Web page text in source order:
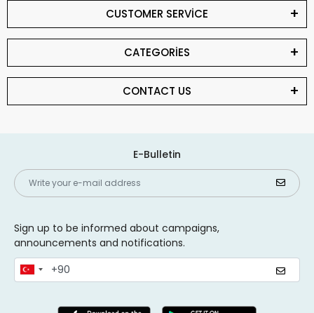
CUSTOMER SERVİCE
CATEGORİES
CONTACT US
E-Bulletin
Sign up to be informed about campaigns,
announcements and notifications.